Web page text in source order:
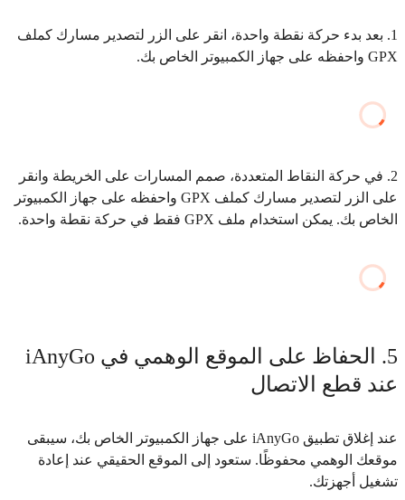
1. بعد بدء حركة نقطة واحدة، انقر على الزر لتصدير مسارك كملف
GPX واحفظه على جهاز الكمبيوتر الخاص بك.
2. في حركة النقاط المتعددة، صمم المسارات على الخريطة وانقر
على الزر لتصدير مسارك كملف GPX واحفظه على جهاز الكمبيوتر
الخاص بك. يمكن استخدام ملف GPX فقط في حركة نقطة واحدة.
5. الحفاظ على الموقع الوهمي في iAnyGo
عند قطع الاتصال
عند إغلاق تطبيق iAnyGo على جهاز الكمبيوتر الخاص بك، سيبقى
موقعك الوهمي محفوظًا. ستعود إلى الموقع الحقيقي عند إعادة
تشغيل أجهزتك.